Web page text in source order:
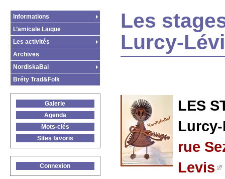
Les
Lurcy-
LES
rue
Levis
Informations
L’amicale Laïque
Les activités
Archives
NordiskaBal
Bréty Trad&Folk
Galerie
Agenda
Mots-clés
Sites favoris
Connexion